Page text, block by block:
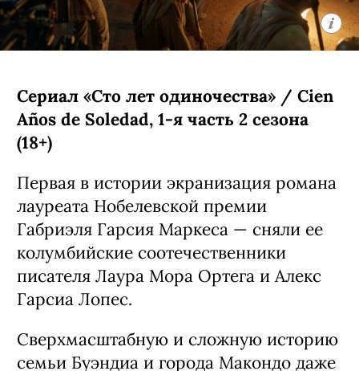
Сериал «Сто лет одиночества» / Cien
Años de Soledad, 1-я часть 2 сезона
(18+)
Первая в истории экранизация романа
лауреата Нобелевской премии
Габриэля Гарсия Маркеса — сняли ее
колумбийские соотечественники
писателя Лаура Мора Ортега и Алекс
Гарсиа Лопес.
Сверхмасштабную и сложную историю
семьи Буэндиа и города Макондо даже